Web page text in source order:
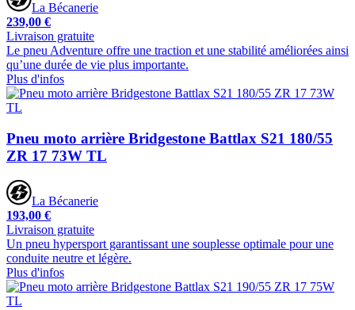
La Bécanerie
239,00 €
Livraison gratuite
Le pneu Adventure offre une traction et une stabilité améliorées ainsi
qu’une durée de vie plus importante.
Plus d'infos
Pneu moto arrière Bridgestone Battlax S21 180/55
ZR 17 73W TL
La Bécanerie
193,00 €
Livraison gratuite
Un pneu hypersport garantissant une souplesse optimale pour une
conduite neutre et légère.
Plus d'infos